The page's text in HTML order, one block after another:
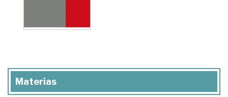
Materias